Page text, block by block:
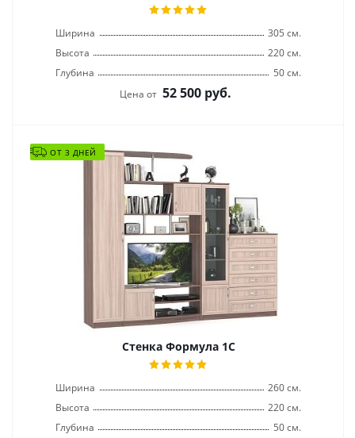
Ширина
305 см.
Высота
220 см.
Глубина
50 см.
Цена от 52 500 руб.
ОТ 3 ДНЕЙ
Стенка Формула 1С
Ширина
260 см.
Высота
220 см.
Глубина
50 см.